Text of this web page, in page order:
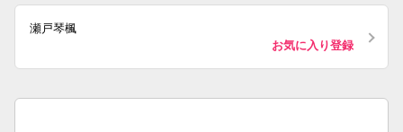
瀬戸琴楓
お気に入り登録